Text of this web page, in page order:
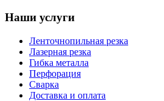
Наши услуги
Ленточнопильная резка
Лазерная резка
Гибка металла
Перфорация
Сварка
Доставка и оплата